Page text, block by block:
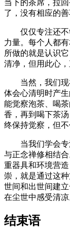
当下的茶席，拉
了，没有相应的
仅仅专注还不
力量。每个人都
所做的就是认识
清净，但用此心，
当然，我们现
体会心清明时产
能觉察泡茶、喝
香，再到喝下茶
终保持觉察，但不
当我们学会专
与正念禅修相结
重器具和环境营
崇，就是通过这
世间和出世间建
在尘世中感受清凉
结束语